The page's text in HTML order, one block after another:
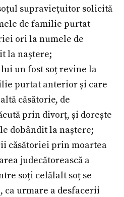
supraviețuitor solicită
de familie purtat
ori la numele de
la naștere;
un fost soț revine la
purtat anterior și care
căsătorie, de
prin divorț, și dorește
dobândit la naștere;
căsătoriei prin moartea
judecătorească a
soți celălalt soț se
ca urmare a desfacerii